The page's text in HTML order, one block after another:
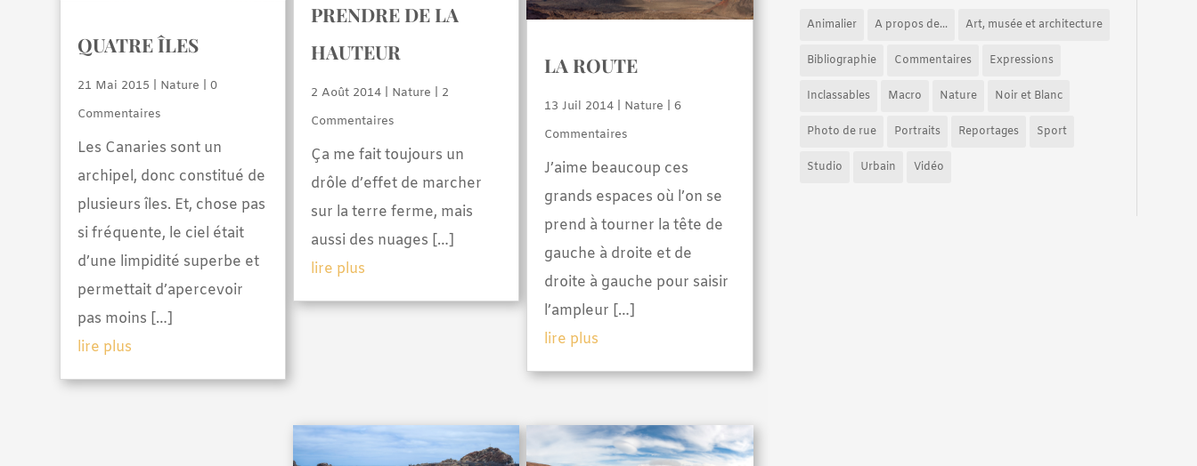
QUATRE ÎLES
21 Mai 2015 Nature | 0
Commentaires
Les Canaries sont un
archipel, donc constitué de
plusieurs îles. Et, chose pas
si fréquente, le ciel était
d’une limpidité superbe et
permettait d’apercevoir
pas moins […]
lire plus
PRENDRE DE LA
HAUTEUR
2 Août 2014 Nature | 2
Commentaires
Ça me fait toujours un
drôle d’effet de marcher
sur la terre ferme, mais
aussi des nuages […]
lire plus
LA ROUTE
13 Juil 2014 Nature | 6
Commentaires
J’aime beaucoup ces
grands espaces où l’on se
prend à tourner la tête de
gauche à droite et de
droite à gauche pour saisir
l’ampleur […]
lire plus
Animalier A propos de... Art, musée et architecture
Bibliographie Commentaires Expressions
Inclassables Macro Nature Noir et Blanc
Photo de rue Portraits Reportages Sport
Studio Urbain Vidéo